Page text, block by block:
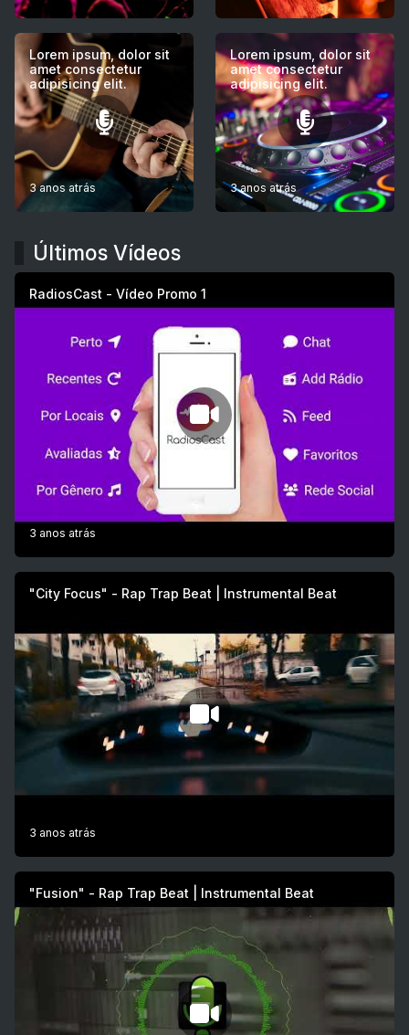
Lorem ipsum, dolor sit
amet consectetur
adipisicing elit.
3 anos atrás
Lorem ipsum, dolor sit
amet consectetur
adipisicing elit.
3 anos atrás
Últimos Vídeos
RadiosCast - Vídeo Promo 1
3 anos atrás
"City Focus" - Rap Trap Beat | Instrumental Beat
3 anos atrás
"Fusion" - Rap Trap Beat | Instrumental Beat